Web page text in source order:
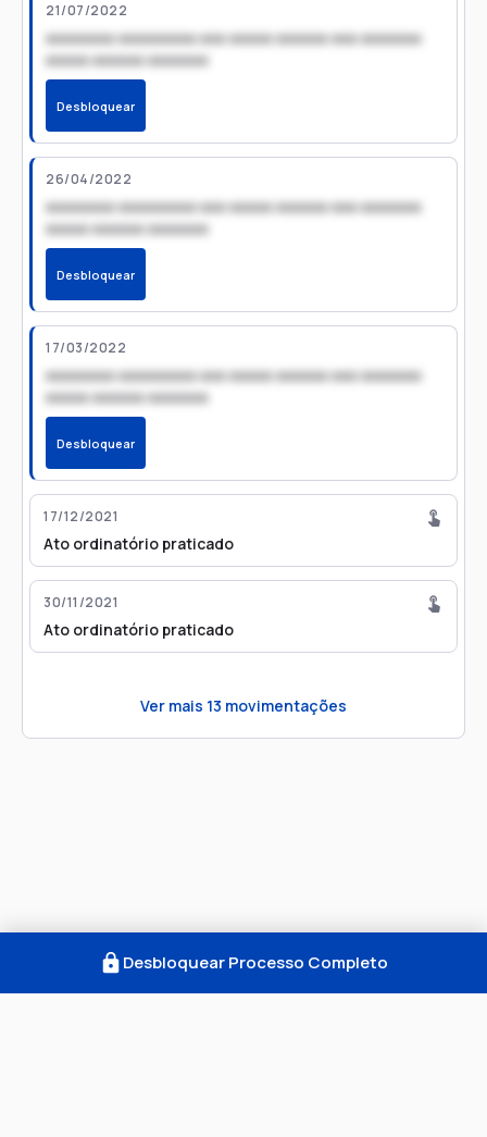
21/07/2022
xxxxxxxx xxxxxxxxx xxx xxxxx xxxxxx xxx xxxxxxx
xxxxx xxxxxx xxxxxxx
Desbloquear
26/04/2022
xxxxxxxx xxxxxxxxx xxx xxxxx xxxxxx xxx xxxxxxx
xxxxx xxxxxx xxxxxxx
Desbloquear
17/03/2022
xxxxxxxx xxxxxxxxx xxx xxxxx xxxxxx xxx xxxxxxx
xxxxx xxxxxx xxxxxxx
Desbloquear
17/12/2021
Ato ordinatório praticado
30/11/2021
Ato ordinatório praticado
Ver mais 13 movimentações
Desbloquear Processo Completo